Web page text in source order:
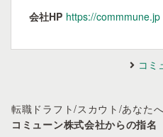
会社HP https://commmune.jp
コミ
転職ドラフト/スカウト /あなた
コミューン株式会社からの指名